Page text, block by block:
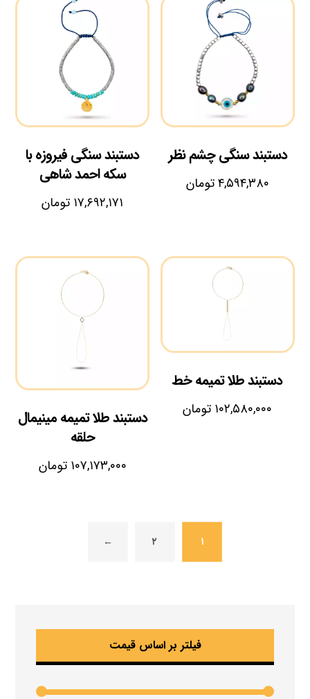
دستبند سنگی چشم نظر
۴,۵۹۴,۳۸۰تومان
دستبند سنگی فیروزه با
سکه احمد شاهی
۱۷,۶۹۲,۱۷۱ تومان
دستبند طلا تمیمه خط
۱۰۲,۵۸۰,۰۰۰ تومان
دستبند طلا تمیمه مینیمال
حلقه
۱۰۷,۱۷۳,۰۰۰ تومان
۱ ۲ ←
فیلتر بر اساس قیمت